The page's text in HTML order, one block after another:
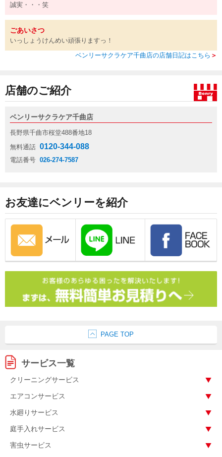
誠実・・・笑
ごあいさつ
いっしょうけんめい頑張りますっ！
ベンリーサクラケア千曲店の店舗日記はこちら ＞
店舗のご紹介
ベンリーサクラケア千曲店
長野県千曲市桜堂488番地18
無料通話 0120-344-088
電話番号 026-274-7587
お友達にベンリーを紹介
PAGE TOP
サービス一覧
クリーニングサービス
エアコンサービス
水廻りサービス
庭手入れサービス
害虫サービス